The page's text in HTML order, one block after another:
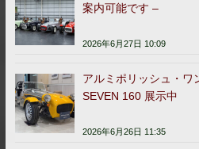
案内可能です –
2026年6月27日 10:09
アルミポリッシュ・ワ
SEVEN 160 展示中
2026年6月26日 11:35